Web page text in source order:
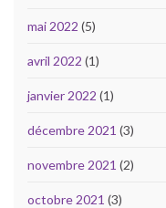
mai 2022 (5)
avril 2022 (1)
janvier 2022 (1)
décembre 2021 (3)
novembre 2021 (2)
octobre 2021 (3)